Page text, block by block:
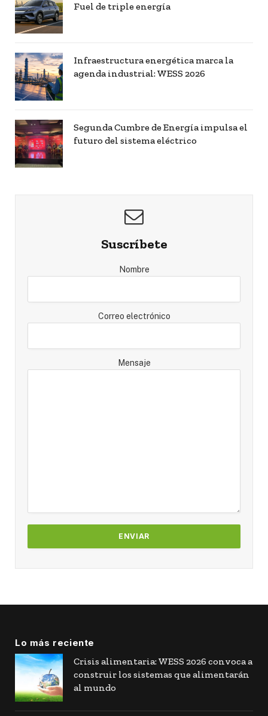
Fuel de triple energía
Infraestructura energética marca la
agenda industrial: WESS 2026
Segunda Cumbre de Energía impulsa el
futuro del sistema eléctrico
Suscríbete
Nombre
Correo electrónico
Mensaje
Lo más reciente
Crisis alimentaria: WESS 2026 convoca a
construir los sistemas que alimentarán
al mundo